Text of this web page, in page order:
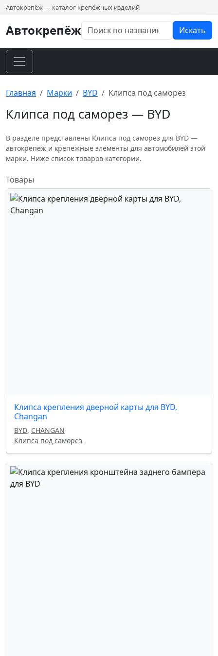
Автокрепёж — каталог крепёжных изделий
Автокрепёж Искать
Главная Марки BYD Клипса под саморез
Клипса под саморез — BYD
В разделе представлены Клипса под саморез для BYD —
автокрепеж и крепежные элементы для автомобилей этой
марки. Ниже список товаров категории.
Товары
Клипса крепления дверной карты для BYD,
Changan
BYD, CHANGAN
Клипса под саморез